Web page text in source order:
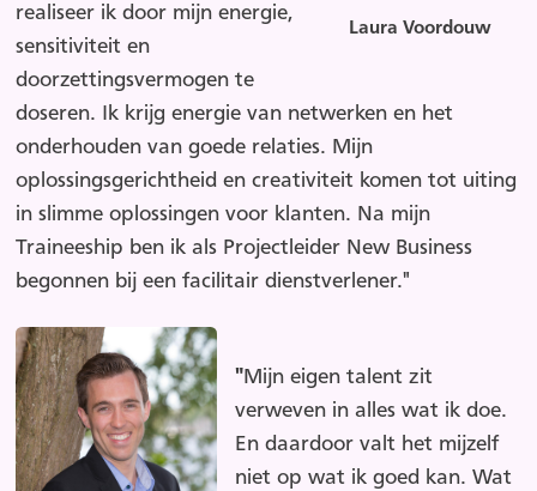
Laura Voordouw
realiseer ik door mijn energie,
sensitiviteit en
doorzettingsvermogen te
doseren. Ik krijg energie van netwerken en het
onderhouden van goede relaties. Mijn
oplossingsgerichtheid en creativiteit komen tot uiting
in slimme oplossingen voor klanten. Na mijn
Traineeship ben ik als Projectleider New Business
begonnen bij een facilitair dienstverlener."
"Mijn eigen talent zit
verweven in alles wat ik doe.
En daardoor valt het mijzelf
niet op wat ik goed kan. Wat